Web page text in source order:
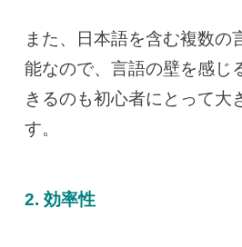
また、日本語を含む複数の
能なので、言語の壁を感じ
きるのも初心者にとって大
す。
2. 効率性